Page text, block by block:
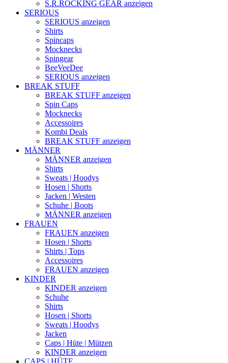
S.R.ROCKING GEAR anzeigen
SERIOUS
SERIOUS anzeigen
Shirts
Spincaps
Mocknecks
Spingear
BeeVeeDee
SERIOUS anzeigen
BREAK STUFF
BREAK STUFF anzeigen
Spin Caps
Mocknecks
Accessoires
Kombi Deals
BREAK STUFF anzeigen
MÄNNER
MÄNNER anzeigen
Shirts
Sweats | Hoodys
Hosen | Shorts
Jacken | Westen
Schuhe | Boots
MÄNNER anzeigen
FRAUEN
FRAUEN anzeigen
Hosen | Shorts
Shirts | Tops
Accessoires
FRAUEN anzeigen
KINDER
KINDER anzeigen
Schuhe
Shirts
Hosen | Shorts
Sweats | Hoodys
Jacken
Caps | Hüte | Mützen
KINDER anzeigen
CAPS | HÜTE